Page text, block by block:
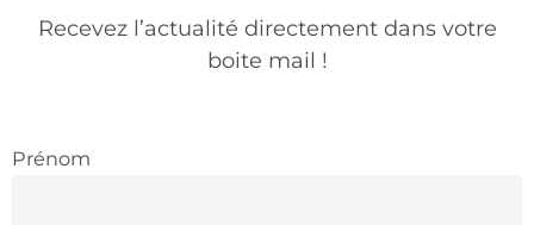
Les café philo permettent à tous et à chacun de
Recevez l’actualité directement dans votre
boite mail !
Prénom